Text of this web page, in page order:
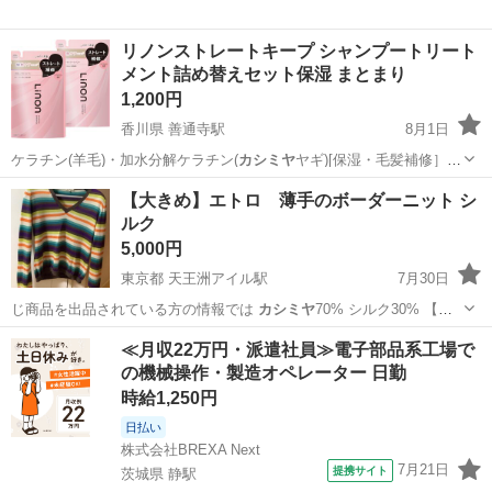
リノンストレートキープ シャンプートリート
メント詰め替えセット保湿 まとまり
1,200円
香川県 善通寺駅
8月1日
ケラチン(羊毛)・加水分解ケラチン(カシミヤヤギ)[保湿・毛髪補修］
【…
香川 善通寺市 善通寺駅 ヘアケア
【大きめ】エトロ 薄手のボーダーニット シ
ルク
5,000円
東京都 天王洲アイル駅
7月30日
じ商品を出品されている方の情報では カシミヤ70% シルク30% 【ネ
ック】V…
東京 港区 天王洲アイル駅 ニット
≪月収22万円・派遣社員≫電子部品系工場で
の機械操作・製造オペレーター 日勤
時給1,250円
日払い
株式会社BREXA Next
茨城県 静駅
提携サイト 7月21日